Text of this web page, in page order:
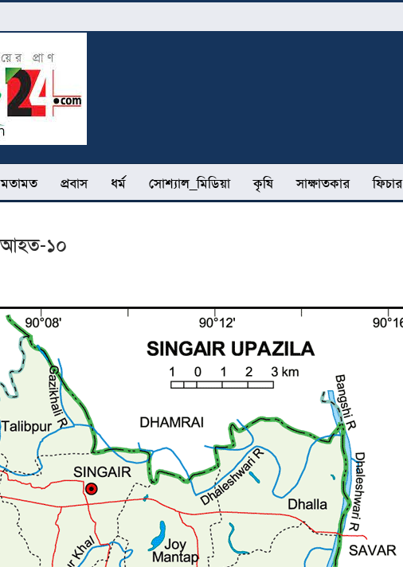
মতামত প্রবাস ধর্ম সোশ্যাল_মিডিয়া কৃষি সাক্ষাতকার ফিচার
আহত-১০